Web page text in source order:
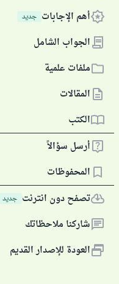
أهم الإجابات جديد
الجواب الشامل
ملفات علمية
المقالات
الكتب
أرسل سؤالاً
المحفوظات
تصفح دون انترنت جديد
شاركنا ملاحظاتك
العودة للإصدار القديم